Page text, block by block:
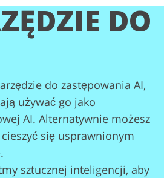
DO
do zastępowania AI,
używać go jako
AI. Alternatywnie możesz
się usprawnionym
sztucznej inteligencji, aby